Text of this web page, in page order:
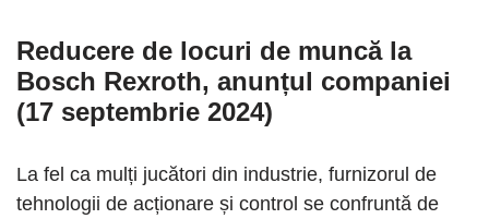
Reducere de locuri de muncă la
Bosch Rexroth, anunțul companiei
(17 septembrie 2024)
La fel ca mulți jucători din industrie, furnizorul de
tehnologii de acționare și control se confruntă de